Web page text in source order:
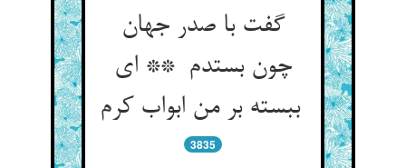
گفت با صدر جهان
چون بستدم ** ای
ببسته بر من ابواب کرم
3835